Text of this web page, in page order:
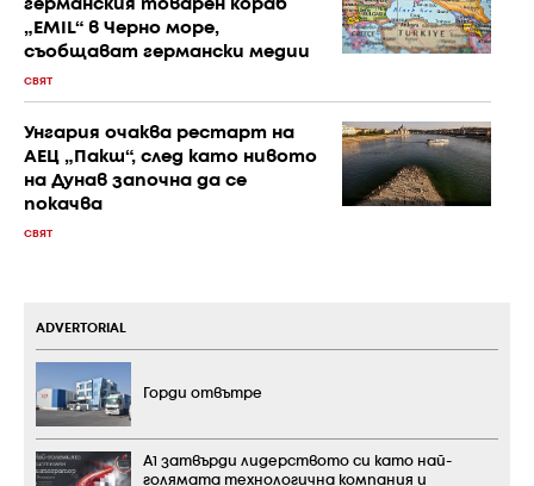
германския товарен кораб
„EMIL“ в Черно море,
съобщават германски медии
СВЯТ
Унгария очаква рестарт на
АЕЦ „Пакш“, след като нивото
на Дунав започна да се
покачва
СВЯТ
ADVERTORIAL
Горди отвътре
А1 затвърди лидерството си като най-
голямата технологична компания и